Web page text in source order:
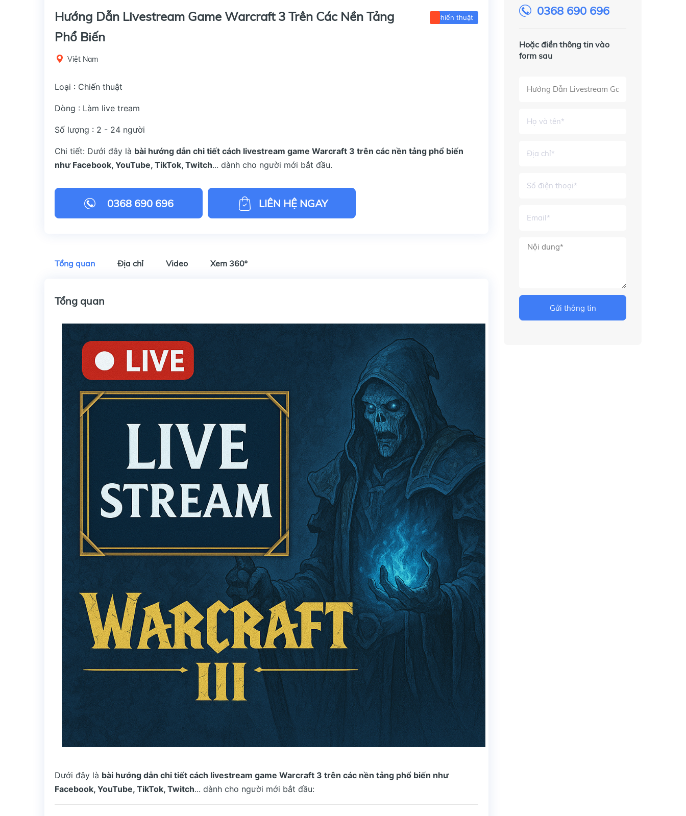
Hướng Dẫn Livestream Game Warcraft 3 Trên Các Nền Tảng
Phổ Biến
Chiến thuật
Việt Nam
Loại : Chiến thuật
Dòng : Làm live tream
Số lượng : 2 - 24 người
Chi tiết: Dưới đây là bài hướng dẫn chi tiết cách livestream game Warcraft 3 trên các nền tảng phổ biến
như Facebook, YouTube, TikTok, Twitch... dành cho người mới bắt đầu.
0368 690 696 LIÊN HỆ NGAY
Tổng quan Địa chỉ Video Xem 360º
Tổng quan
Dưới đây là bài hướng dẫn chi tiết cách livestream game Warcraft 3 trên các nền tảng phổ biến như
Facebook, YouTube, TikTok, Twitch... dành cho người mới bắt đầu:
0368 690 696
Hoặc điền thông tin vào
form sau
Gửi thông tin